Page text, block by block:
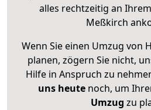
alles rechtzeitig an
Meßkirch
Wenn Sie einen Umzug von
planen, zögern Sie nicht,
Hilfe in Anspruch zu
uns heutenoch, um
Umzug zu